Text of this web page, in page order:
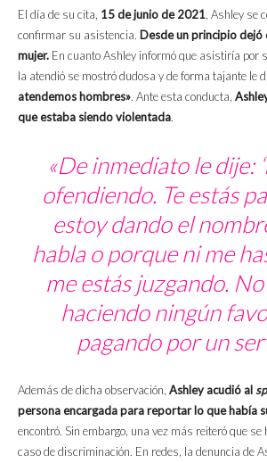
El día de su cita, 15 de junio de 2021 , Ashley se
confirmar su asistencia. Desde un principio dejó
mujer. En cuanto Ashley informó que asistiría por
la atendió se mostró dudosa y de forma tajante le
atendemos hombres». Ante esta conducta,
que estaba siendo violentada.
«De inmediato le dije:
ofendiendo. Te estás
estoy dando el
habla o porque ni me
me estás juzgando.
haciendo ningún
pagando por un
Además de dicha observación, Ashley acudió al
persona encargada para reportar lo que había
encontró. Sin embargo, una vez más reiteró que
caso de discriminación. En redes, la denuncia de